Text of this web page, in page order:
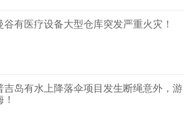
有医疗设备大型仓库突发严重火灾！
吉岛有水上降落伞项目发生断绳意外，游